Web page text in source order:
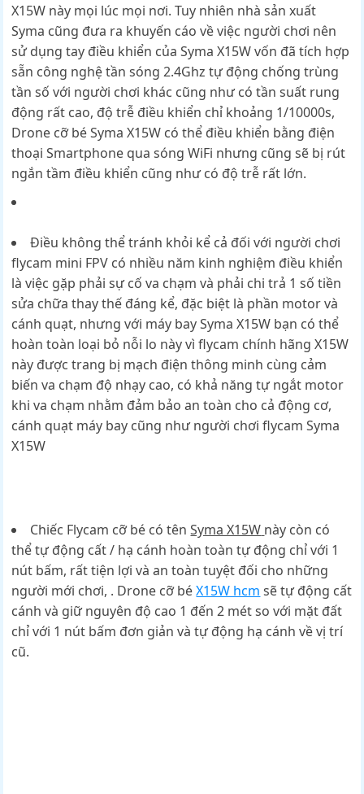
X15W này mọi lúc mọi nơi. Tuy nhiên nhà sản xuất
Syma cũng đưa ra khuyến cáo về việc người chơi nên
sử dụng tay điều khiển của Syma X15W vốn đã tích hợp
sẵn công nghệ tần sóng 2.4Ghz tự động chống trùng
tần số với người chơi khác cũng như có tần suất rung
động rất cao, độ trễ điều khiển chỉ khoảng 1/10000s,
Drone cỡ bé Syma X15W có thể điều khiển bằng điện
thoại Smartphone qua sóng WiFi nhưng cũng sẽ bị rút
ngắn tầm điều khiển cũng như có độ trễ rất lớn.
Điều không thể tránh khỏi kể cả đối với người chơi
flycam mini FPV có nhiều năm kinh nghiệm điều khiển
là việc gặp phải sự cố va chạm và phải chi trả 1 số tiền
sửa chữa thay thế đáng kể, đặc biệt là phần motor và
cánh quạt, nhưng với máy bay Syma X15W bạn có thể
hoàn toàn loại bỏ nỗi lo này vì flycam chính hãng X15W
này được trang bị mạch điện thông minh cùng cảm
biến va chạm độ nhạy cao, có khả năng tự ngắt motor
khi va chạm nhằm đảm bảo an toàn cho cả động cơ,
cánh quạt máy bay cũng như người chơi flycam Syma
X15W
Chiếc Flycam cỡ bé có tênSyma X15W này còn có
thể tự động cất / hạ cánh hoàn toàn tự động chỉ với 1
nút bấm, rất tiện lợi và an toàn tuyệt đối cho những
người mới chơi, . Drone cỡ béX15W hcm sẽ tự động cất
cánh và giữ nguyên độ cao 1 đến 2 mét so với mặt đất
chỉ với 1 nút bấm đơn giản và tự động hạ cánh về vị trí
cũ.